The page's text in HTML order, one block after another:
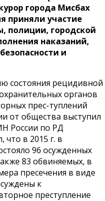
города Мисбах
приняли участие
полиции, городской
наказаний,
и
состояния рецидивной
органов
прес-туплений
от общества выступил
России по РД
что в 2015 г. в
96 осужденных
83 обвиняемых, в
пресечения в виде
к
преступление